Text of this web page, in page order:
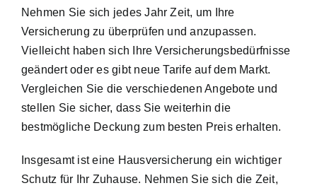
Nehmen Sie sich jedes Jahr Zeit, um Ihre
Versicherung zu überprüfen und anzupassen.
Vielleicht haben sich Ihre Versicherungsbedürfnisse
geändert oder es gibt neue Tarife auf dem Markt.
Vergleichen Sie die verschiedenen Angebote und
stellen Sie sicher, dass Sie weiterhin die
bestmögliche Deckung zum besten Preis erhalten.
Insgesamt ist eine Hausversicherung ein wichtiger
Schutz für Ihr Zuhause. Nehmen Sie sich die Zeit,